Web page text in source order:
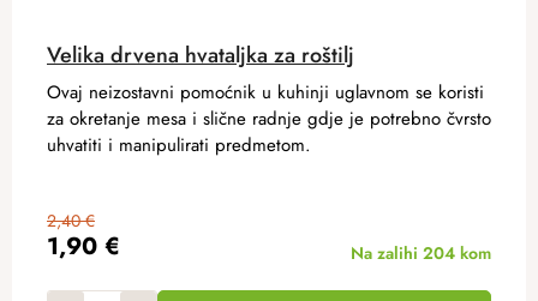
Velika drvena hvataljka za roštilj
1,90 €
2,40 €
Na zalihi 204 kom
Ovaj neizostavni pomoćnik u kuhinji uglavnom se koristi
za okretanje mesa i slične radnje gdje je potrebno čvrsto
uhvatiti i manipulirati predmetom.